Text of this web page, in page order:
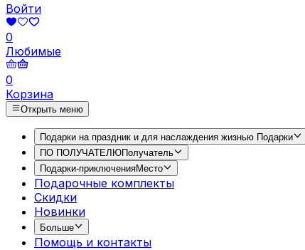
Войти
0
Любимые
0
Корзина
Открыть меню
Подарки на праздник и для наслаждения жизнью Подарки
ПО ПОЛУЧАТЕЛЮПолучатель
Подарки-приключенияМесто
Подарочные комплекты
Скидки
Новинки
Больше
Помощь и контакты